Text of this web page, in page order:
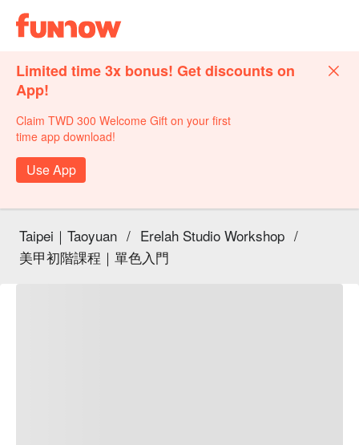
Limited time 3x bonus! Get discounts on
App!
Claim TWD 300 Welcome Gift on your first
time app download!
Use App
Taipei｜Taoyuan / Erelah Studio Workshop /
美甲初階課程｜單色入門